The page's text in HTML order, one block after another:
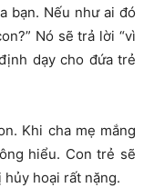
bạn. Nếu như ai đó
Nó sẽ trả lời “vì
dạy cho đứa trẻ
Khi cha mẹ mắng
hiểu. Con trẻ sẽ
hoại rất nặng.